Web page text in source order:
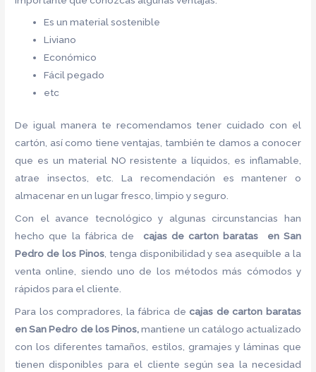
Es un material sostenible
Liviano
Económico
Fácil pegado
etc
De igual manera te recomendamos tener cuidado con el
cartón, así como tiene ventajas, también te damos a conocer
que es un material NO resistente a líquidos, es inflamable,
atrae insectos, etc. La recomendación es mantener o
almacenar en un lugar fresco, limpio y seguro.
Con el avance tecnológico y algunas circunstancias han
hecho que la fábrica de cajas de carton baratas en San
Pedro de los Pinos, tenga disponibilidad y sea asequible a la
venta online, siendo uno de los métodos más cómodos y
rápidos para el cliente.
Para los compradores, la fábrica decajas de carton baratas
en San Pedro de los Pinos,mantiene un catálogo actualizado
con los diferentes tamaños, estilos, gramajes y láminas que
tienen disponibles para el cliente según sea la necesidad